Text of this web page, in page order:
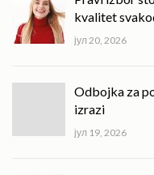
kvalitet
јул 20, 2026
Odbojka za
izrazi
јул 19, 2026